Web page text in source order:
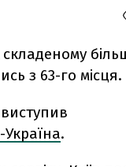
з 63-го місця.
Україна.